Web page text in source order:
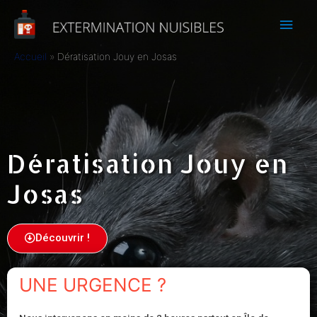
Accueil Dératisation Jouy en Josas
Dératisation Jouy en
Josas
Découvrir !
UNE URGENCE ?